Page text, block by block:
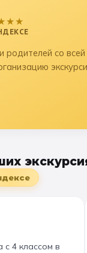
родителей со всей
с 4 классом в